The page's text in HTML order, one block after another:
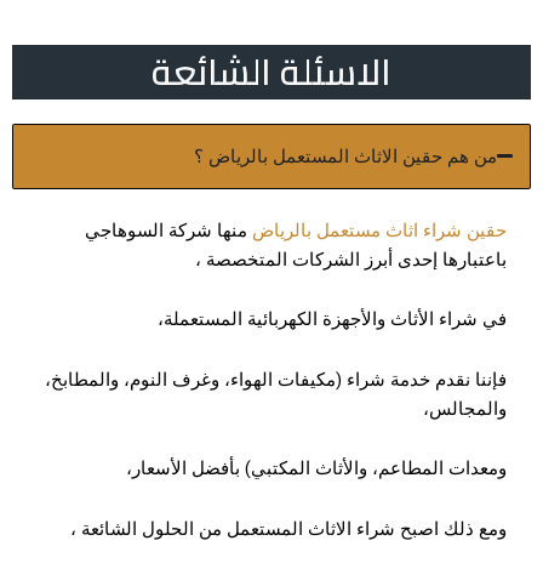
الاسئلة الشائعة
من هم حقين الاثاث المستعمل بالرياض ؟
حقين شراء اثاث مستعمل بالرياض منها شركة السوهاجي
باعتبارها إحدى أبرز الشركات المتخصصة ،
في شراء الأثاث والأجهزة الكهربائية المستعملة،
فإننا نقدم خدمة شراء (مكيفات الهواء، وغرف النوم، والمطابخ،
والمجالس،
ومعدات المطاعم، والأثاث المكتبي) بأفضل الأسعار،
ومع ذلك اصبح شراء الاثاث المستعمل من الحلول الشائعة ،